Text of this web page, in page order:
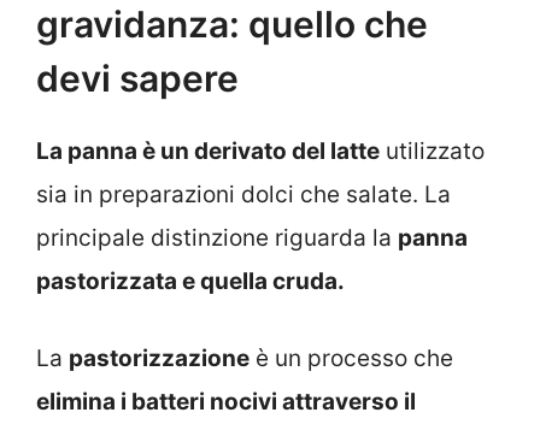
gravidanza: quello che
devi sapere
La panna è un derivato del latte utilizzato
sia in preparazioni dolci che salate. La
principale distinzione riguarda la panna
pastorizzata e quella cruda.
La pastorizzazione è un processo che
elimina i batteri nocivi attraverso il